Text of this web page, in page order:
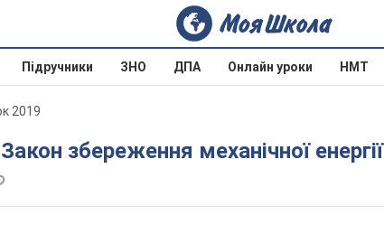
Підручники ЗНО ДПА Онлайн уроки НМТ
2019
збереження механічної енергії